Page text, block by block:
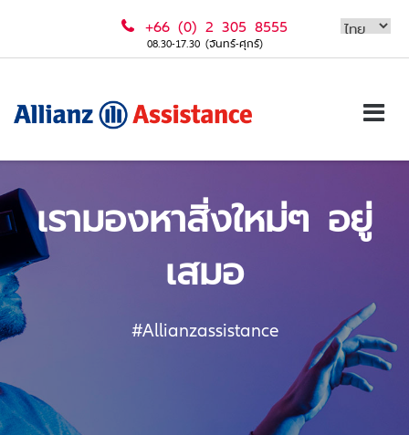
content
+66 (0) 2 305 8555
08.30-17.30 (จันทร์-ศุกร์)
เรามองหาสิ่งใหม่ๆ อยู่
เสมอ
#Allianzassistance